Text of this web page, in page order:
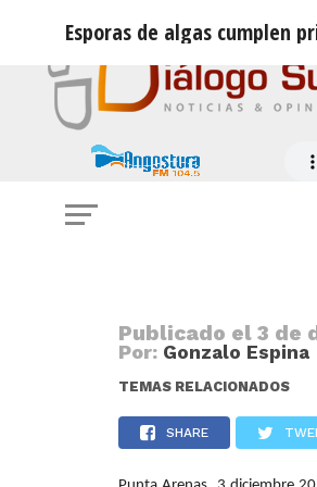
Esporas de algas cumplen
Esporas de algas
Publicado el3 de
Por: Gonzalo Espina
TEMAS RELACIONADOS
SHARE